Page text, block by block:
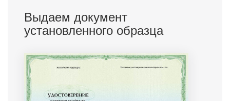
Выдаем документ
установленного образца